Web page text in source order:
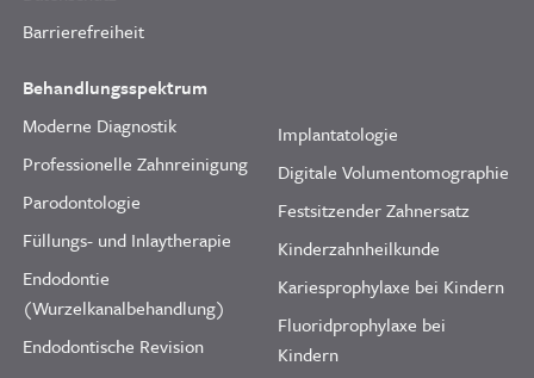
Barrierefreiheit
Behandlungsspektrum
Moderne Diagnostik
Professionelle Zahnreinigung
Parodontologie
Füllungs- und Inlaytherapie
Endodontie
(Wurzelkanalbehandlung)
Endodontische Revision
Implantatologie
Digitale Volumentomographie
Festsitzender Zahnersatz
Kinderzahnheilkunde
Kariesprophylaxe bei Kindern
Fluoridprophylaxe bei
Kindern